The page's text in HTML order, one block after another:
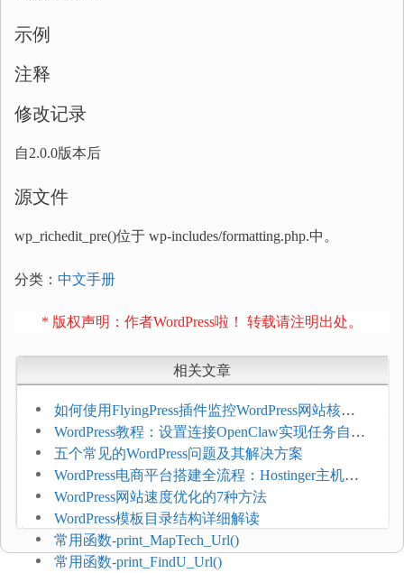
示例
注释
修改记录
自2.0.0版本后
源文件
wp_richedit_pre()位于 wp-includes/formatting.php.中。
分类： 中文手册
* 版权声明：作者WordPress啦！ 转载请注明出处。
相关文章
如何使用FlyingPress插件监控WordPress网站核心
网页指标（CWV）
WordPress教程：设置连接OpenClaw实现任务自动
化
五个常见的WordPress问题及其解决方案
WordPress电商平台搭建全流程：Hostinger主机一
键部署
WordPress网站速度优化的7种方法
WordPress模板目录结构详细解读
常用函数-print_MapTech_Url()
常用函数-print_FindU_Url()